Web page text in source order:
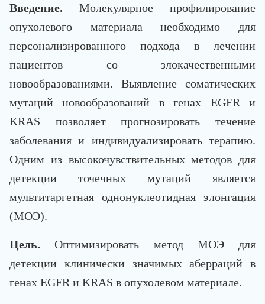
Введение. Молекулярное профилирование
опухолевого материала необходимо для
персонализированного подхода в лечении
пациентов со злокачественными
новообразованиями. Выявление соматических
мутаций новообразований в генах EGFR и
KRAS позволяет прогнозировать течение
заболевания и индивидуализировать терапию.
Одним из высокочувствительных методов для
детекции точечных мутаций является
мультитаргетная однонуклеотидная элонгация
(МОЭ).
Цель. Оптимизировать метод МОЭ для
детекции клинически значимых аберраций в
генах EGFR и KRAS в опухолевом материале.